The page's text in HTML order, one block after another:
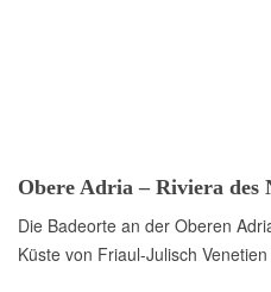
Obere Adria – Riviera des
Die Badeorte an der Oberen
Küste von Friaul-Julisch